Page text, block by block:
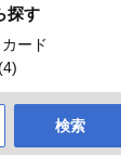
探す
ード
検索